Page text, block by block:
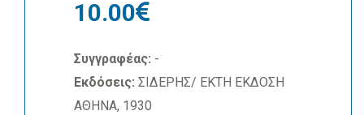
10.00
Συγγραφέας: -
Εκδόσεις: ΣΙΔΕΡΗΣ/ ΕΚΤΗ ΕΚΔΟΣΗ
ΑΘΗΝΑ, 1930